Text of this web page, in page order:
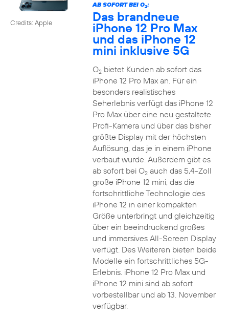
Credits: Apple
AB SOFORT BEI O2:
Das brandneue
iPhone 12 Pro Max
und das iPhone 12
mini inklusive 5G
O2bietet Kunden ab sofort das
iPhone 12 Pro Max an. Für ein
besonders realistisches
Seherlebnis verfügt das iPhone 12
Pro Max über eine neu gestaltete
Profi-Kamera und über das bisher
größte Display mit der höchsten
Auflösung, das je in einem iPhone
verbaut wurde. Außerdem gibt es
ab sofort bei O2auch das 5,4-Zoll
große iPhone 12 mini, das die
fortschrittliche Technologie des
iPhone 12 in einer kompakten
Größe unterbringt und gleichzeitig
über ein beeindruckend großes
und immersives All-Screen Display
verfügt. Des Weiteren bieten beide
Modelle ein fortschrittliches 5G-
Erlebnis. iPhone 12 Pro Max und
iPhone 12 mini sind ab sofort
vorbestellbar und ab 13. November
verfügbar.